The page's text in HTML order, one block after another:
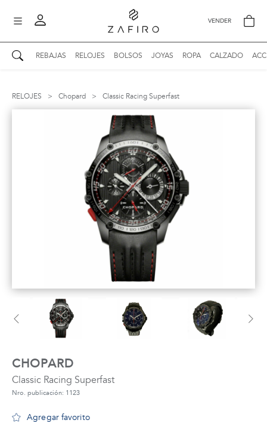
VENDER
REBAJAS RELOJES BOLSOS JOYAS ROPA CALZADO
Mis mensajes
RELOJES > Chopard > Classic Racing Superfast
CHOPARD
Classic Racing Superfast
Nro. publicación: 1123
Agregar favorito